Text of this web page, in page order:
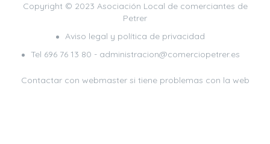
Copyright © 2023 Asociación Local de comerciantes de
Petrer
Aviso legal y política de privacidad
Tel 696 76 13 80 - administracion@comerciopetrer.es
Contactar con webmaster si tiene problemas con la web